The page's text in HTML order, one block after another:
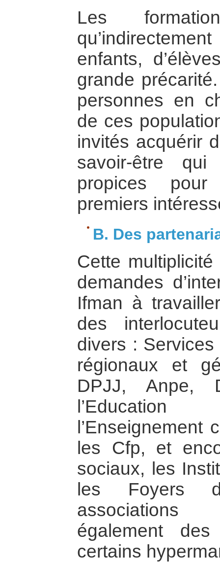
Les
enfants,
grande
personnes en
de ces
invités acquérir
savoir-être qui
propices
premiers
B. Des
Cette
demandes
Ifman à
des
divers :
régionaux et
DPJJ, Anpe,
l’Enseignement
les Cfp, et
sociaux, les
les Foyers
associations
également
certains